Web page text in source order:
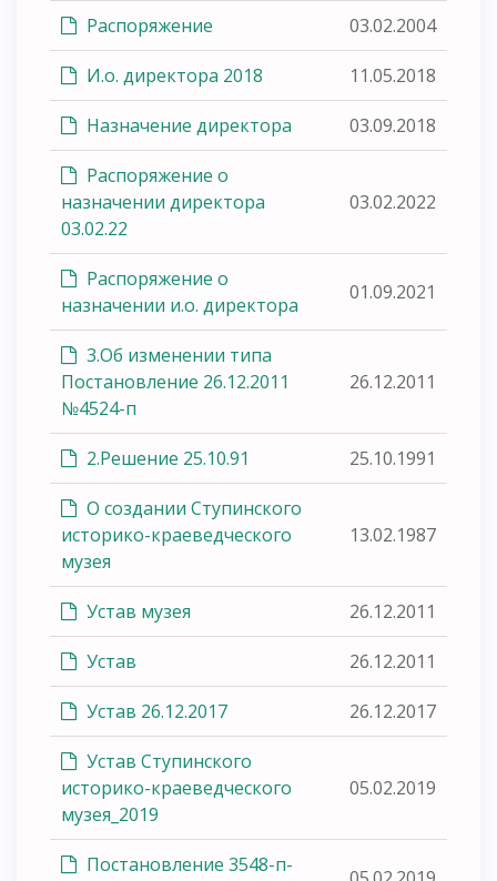
Распоряжение 03.02.2004
И.о. директора 2018 11.05.2018
Назначение директора 03.09.2018
Распоряжение о
назначении директора
03.02.22
03.02.2022
Распоряжение о
назначении и.о. директора
01.09.2021
3.Об изменении типа
Постановление 26.12.2011
№4524-п
26.12.2011
2.Решение 25.10.91 25.10.1991
О создании Ступинского
историко-краеведческого
музея
13.02.1987
Устав музея 26.12.2011
Устав 26.12.2011
Устав 26.12.2017 26.12.2017
Устав Ступинского
историко-краеведческого
музея_2019
05.02.2019
Постановление 3548-п-